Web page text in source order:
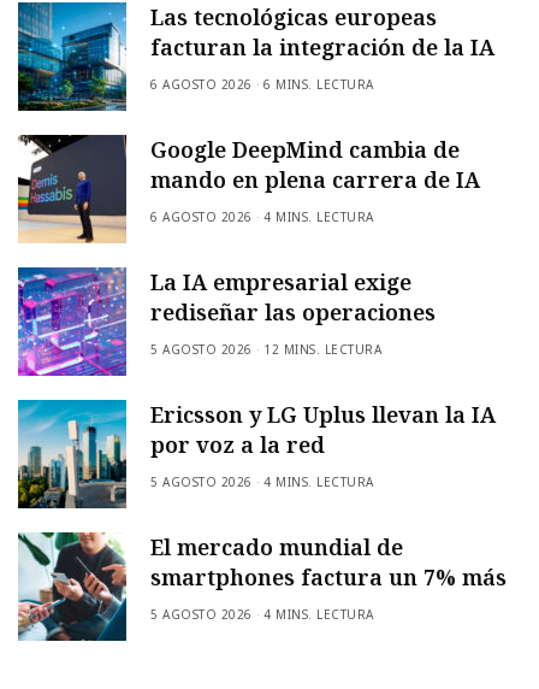
Las tecnológicas europeas
facturan la integración de la IA
6 AGOSTO 2026 6 MINS. LECTURA
Google DeepMind cambia de
mando en plena carrera de IA
6 AGOSTO 2026 4 MINS. LECTURA
La IA empresarial exige
rediseñar las operaciones
5 AGOSTO 2026 12 MINS. LECTURA
Ericsson y LG Uplus llevan la IA
por voz a la red
5 AGOSTO 2026 4 MINS. LECTURA
El mercado mundial de
smartphones factura un 7% más
5 AGOSTO 2026 4 MINS. LECTURA